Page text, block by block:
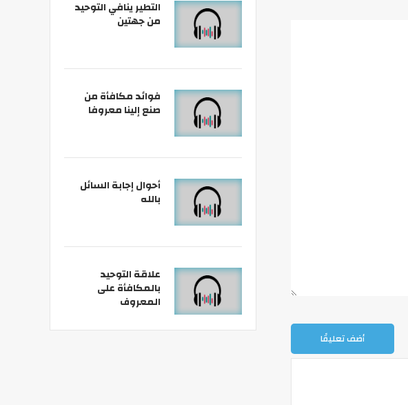
التطير ينافي التوحيد
من جهتين
فوائد مكافأة من
صنع إلينا معروفا
أحوال إجابة السائل
بالله
علاقة التوحيد
بالمكافأة على
المعروف